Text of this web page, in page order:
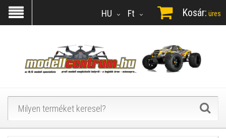
Ft
HU Kosár: üres